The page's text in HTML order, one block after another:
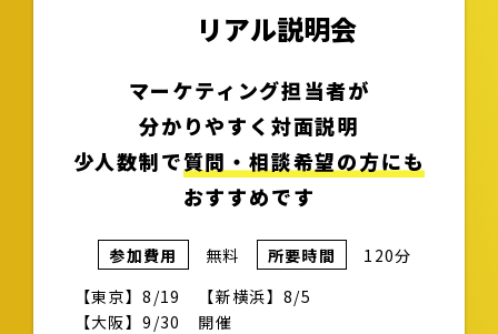
リアル説明会
マーケティング担当者が
分かりやすく対面説明
少人数制で質問・相談希望の方にも
おすすめです
参加費用 無料 所要時間
120分
【東京】8/19 【新横浜】8/5
【大阪】9/30 開催